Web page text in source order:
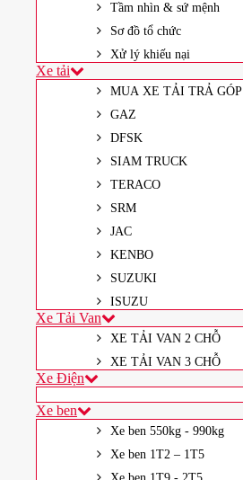
Tầm nhìn & sứ mệnh
Sơ đồ tổ chức
Xử lý khiếu nại
Xe tải
MUA XE TẢI TRẢ GÓP
GAZ
DFSK
SIAM TRUCK
TERACO
SRM
JAC
KENBO
SUZUKI
ISUZU
Xe Tải Van
XE TẢI VAN 2 CHỖ
XE TẢI VAN 3 CHỖ
Xe Điện
Xe ben
Xe ben 550kg - 990kg
Xe ben 1T2 – 1T5